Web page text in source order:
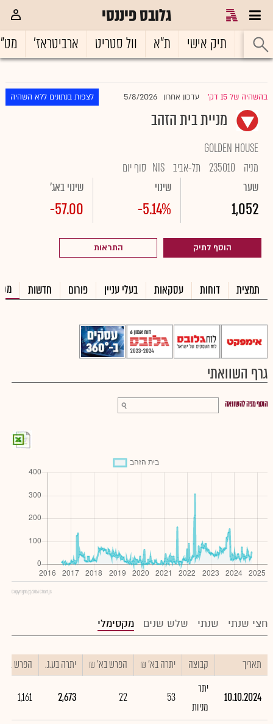
גלובס פיננסי
ראשי תיק אישי ת"א וול סטריט ארביטראז'
בהשהיה של 15 דק' עדכון אחרון 5/8/2026 לצפות בנתונים ללא השהיה
מניית בית הזהב
GOLDEN HOUSE
מניה
235010 תל-אביב NIS סוף יום
שער
1,052
שינוי
-5.14%
שינוי באג'
-57.00
הוסף לתיק התראות
תמצית דוחות עסקאות בעלי עניין פורום חדשות
גרף השוואתי
הוסף מניה להשוואה
Copyright (c) 2016 Chart.js
חצי שנתי שנתי שלש שנים מקסימלי
תאריך קבוצה יתרה בא' ₪ הפרש בא' ₪ יתרה בע.נ. הפרש
10.10.2024
יתר
מניות
53
22
2,673
1,161